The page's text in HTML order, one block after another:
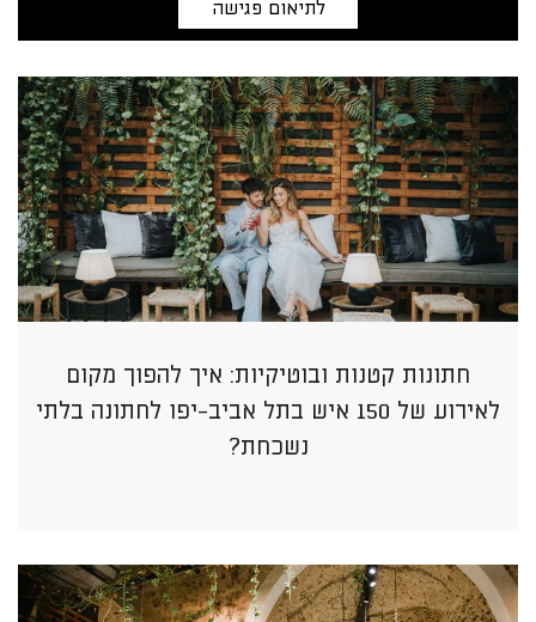
לתיאום פגישה
חתונות קטנות ובוטיקיות: איך להפוך מקום
לאירוע של 150 איש בתל אביב-יפו לחתונה בלתי
נשכחת?